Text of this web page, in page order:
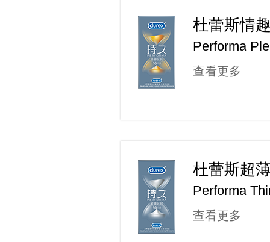
杜蕾斯情
Performa
查看更多
杜蕾斯超
Performa
查看更多